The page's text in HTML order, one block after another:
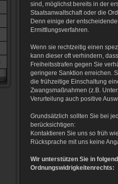
sind, möglichst bereits in der
Staatsanwaltschaft oder die
Denn einige der
Ermittlungsverfahren.
Wenn sie rechtzeitig einen
kann dieser oft verhindern,
Freiheitsstrafen gegen Sie
geringere Sanktion erreichen.
die frühzeitige Einschaltung
Zwangsmaßnahmen (z.B.
Verurteilung auch positive
Grundsätzlich sollten Sie bei
berücksichtigen:
Kontaktieren Sie uns so früh
Rücksprache mit uns keine
Wir unterstützen Sie in
Ordnungswidrigkeitenrechts: